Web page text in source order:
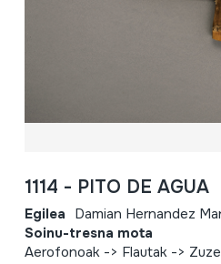
1114 - PITO DE AGUA
Egilea Damian Hernandez
Soinu-tresna mota
Aerofonoak -> Flautak ->